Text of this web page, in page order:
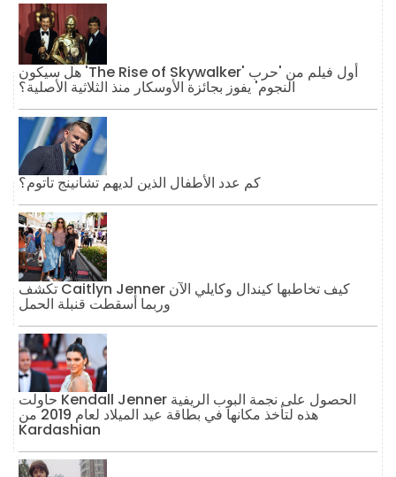
هل سيكون 'The Rise of Skywalker' أول فيلم من 'حرب
النجوم' يفوز بجائزة الأوسكار منذ الثلاثية الأصلية؟
كم عدد الأطفال الذين لديهم تشانينج تاتوم؟
تكشف Caitlyn Jenner كيف تخاطبها كيندال وكايلي الآن
وربما أسقطت قنبلة الحمل
حاولت Kendall Jenner الحصول على نجمة البوب ​​الريفية
هذه لتأخذ مكانها في بطاقة عيد الميلاد لعام 2019 من
Kardashian